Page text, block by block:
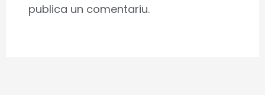
publica un comentariu.